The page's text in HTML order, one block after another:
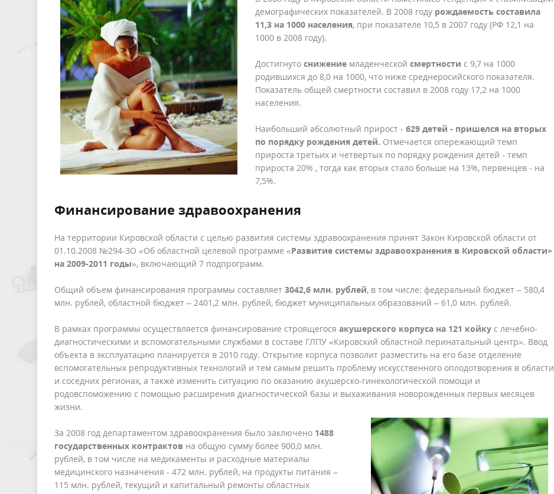
демографических показателей. В 2008 году рождаемость составила
11,3 на 1000 населения, при показателе 10,5 в 2007 году (РФ 12,1 на
1000 в 2008 году).
Достигнуто снижение младенческой смертности с 9,7 на 1000
родившихся до 8,0 на 1000, что ниже среднеросийского показателя.
Показатель общей смертности составил в 2008 году 17,2 на 1000
населения.
Наибольший абсолютный прирост - 629 детей - пришелся на вторых
по порядку рождения детей. Отмечается опережающий темп
прироста третьих и четвертых по порядку рождения детей - темп
прироста 20% , тогда как вторых стало больше на 13%, первенцев - на
7,5%.
Финансирование здравоохранения
На территории Кировской области с целью развития системы здравоохранения принят Закон Кировской области от
01.10.2008 №294-ЗО «Об областной целевой программе «Развитие системы здравоохранения в Кировской области»
на 2009-2011 годы», включающий 7 подпрограмм.
Общий объем финансирования программы составляет 3042,6 млн. рублей, в том числе: федеральный бюджет – 580,4
млн. рублей, областной бюджет – 2401,2 млн. рублей, бюджет муниципальных образований – 61,0 млн. рублей.
В рамках программы осуществляется финансирование строящегося акушерского корпуса на 121 койку с лечебно-
диагностическими и вспомогательными службами в составе ГЛПУ «Кировский областной перинатальный центр». Ввод
объекта в эксплуатацию планируется в 2010 году. Открытие корпуса позволит разместить на его базе отделение
вспомогательных репродуктивных технологий и тем самым решить проблему искусственного оплодотворения в области
и соседних регионах, а также изменить ситуацию по оказанию акушерско-гинекологической помощи и
родовспоможению с помощью расширения диагностической базы и выхаживания новорожденных первых месяцев
жизни.
За 2008 год департаментом здравоохранения было заключено 1488
государственных контрактов на общую сумму более 900,0 млн.
рублей, в том числе на медикаменты и расходные материалы
медицинского назначения - 472 млн. рублей, на продукты питания –
115 млн. рублей, текущий и капитальный ремонты областных